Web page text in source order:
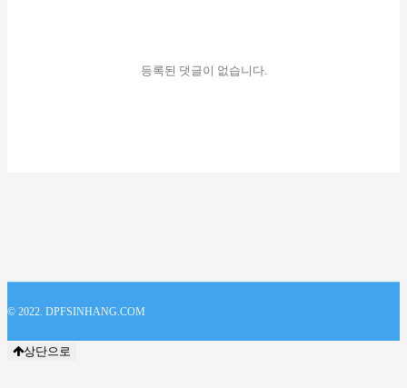
등록된 댓글이 없습니다.
© 2022. DPFSINHANG.COM
상단으로